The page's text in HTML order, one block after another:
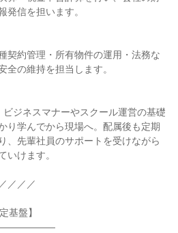
発信を担います。
契約管理・所有物件の運用・法務な
全の維持を担当します。
ジネスマナーやスクール運営の基礎
り学んでから現場へ。配属後も定期
、先輩社員のサポートを受けながら
いけます。
／／／
基盤】